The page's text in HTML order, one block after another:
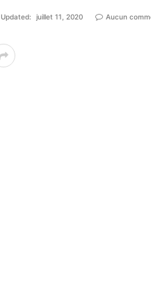
Updated: juillet 11, 2020 Aucun